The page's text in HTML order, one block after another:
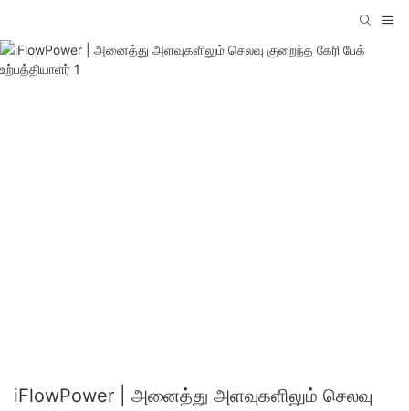
iFlowPower | அனைத்து அளவுகளிலும் செலவு